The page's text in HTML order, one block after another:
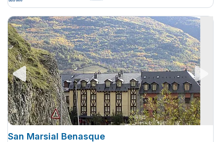
San Marsial Benasque